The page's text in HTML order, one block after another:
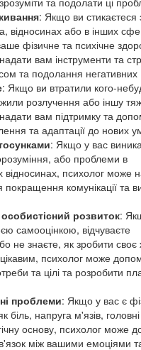
: Якщо ви стикаєтеся
відносинах або в інших
фізичне та психічне
вам інструменти та
та подолання негативних
: Якщо ви втратили кого-
розлучення або іншу
вам підтримку та
та адаптації до нових
: Якщо у вас
або проблеми в
відносинах, психолог може
покращення комунікації та
розвиток:
самооцінкою, відчуваєте
не знаєте, як зробити
психолог може
та цілі та розробити
проблеми: Якщо у вас є
біль, напруга м'язів, головні
основу, психолог може
між вашими емоціями